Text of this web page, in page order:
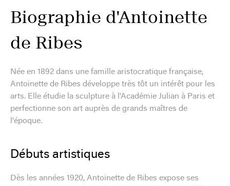
Biographie d'Antoinette
de Ribes
Née en 1892 dans une famille aristocratique française,
Antoinette de Ribes développe très tôt un intérêt pour les
arts. Elle étudie la sculpture à l'Académie Julian à Paris et
perfectionne son art auprès de grands maîtres de
l'époque.
Débuts artistiques
Dès les années 1920, Antoinette de Ribes expose ses